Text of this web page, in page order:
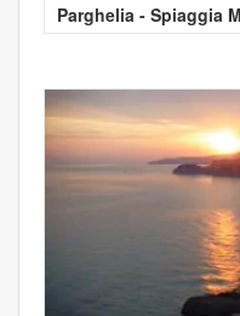
Parghelia - Spiaggia